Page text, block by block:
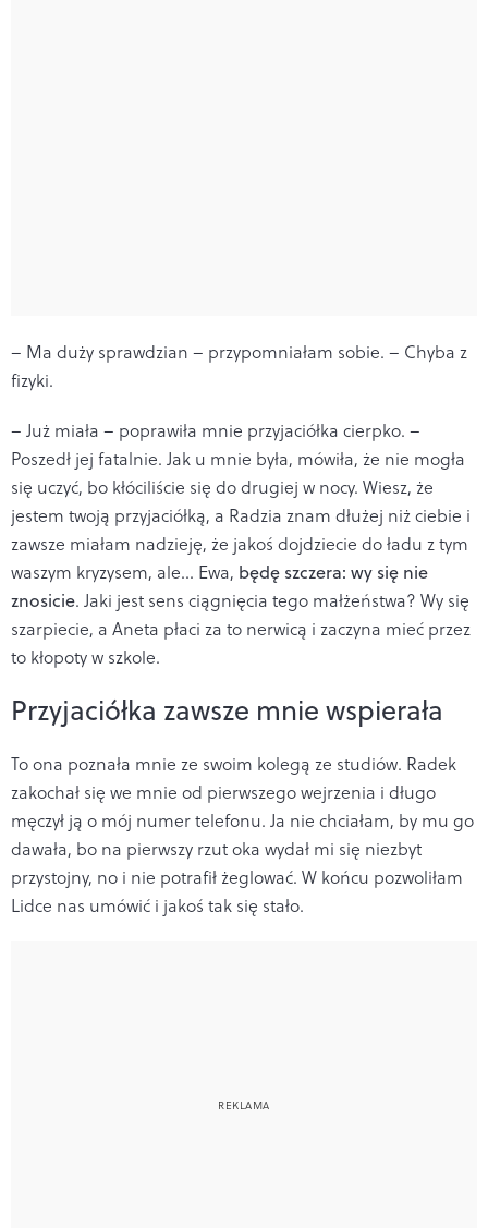
– Ma duży sprawdzian – przypomniałam sobie. – Chyba z
fizyki.
– Już miała – poprawiła mnie przyjaciółka cierpko. –
Poszedł jej fatalnie. Jak u mnie była, mówiła, że nie mogła
się uczyć, bo kłóciliście się do drugiej w nocy. Wiesz, że
jestem twoją przyjaciółką, a Radzia znam dłużej niż ciebie i
zawsze miałam nadzieję, że jakoś dojdziecie do ładu z tym
waszym kryzysem, ale… Ewa, będę szczera: wy się nie
znosicie. Jaki jest sens ciągnięcia tego małżeństwa? Wy się
szarpiecie, a Aneta płaci za to nerwicą i zaczyna mieć przez
to kłopoty w szkole.
Przyjaciółka zawsze mnie wspierała
To ona poznała mnie ze swoim kolegą ze studiów. Radek
zakochał się we mnie od pierwszego wejrzenia i długo
męczył ją o mój numer telefonu. Ja nie chciałam, by mu go
dawała, bo na pierwszy rzut oka wydał mi się niezbyt
przystojny, no i nie potrafił żeglować. W końcu pozwoliłam
Lidce nas umówić i jakoś tak się stało.